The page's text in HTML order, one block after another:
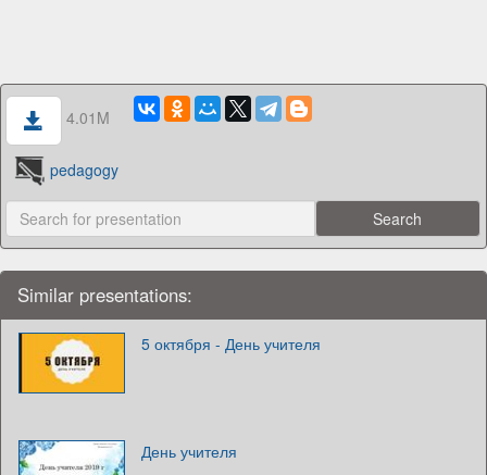
4.01M
pedagogy
Similar presentations:
5 октября - День учителя
День учителя